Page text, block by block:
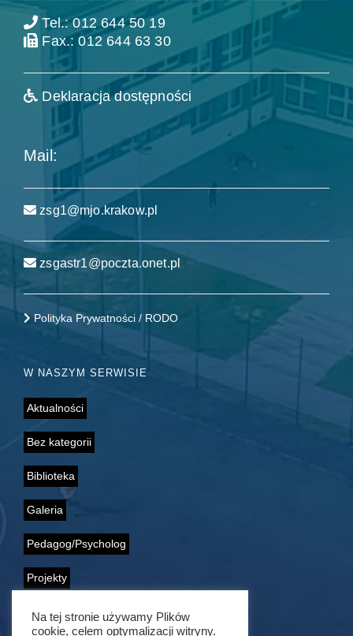
Tel.: 012 644 50 19
Fax.: 012 644 63 30
Deklaracja dostępności
Mail:
zsg1@mjo.krakow.pl
zsgastr1@poczta.onet.pl
Polityka Prywatności / RODO
W NASZYM SERWISIE
Aktualności
Bez kategorii
Biblioteka
Galeria
Pedagog/Psycholog
Projekty
Samorząd Uczniowski
Na tej stronie używamy Plików
cookie, celem optymalizacji witryny.